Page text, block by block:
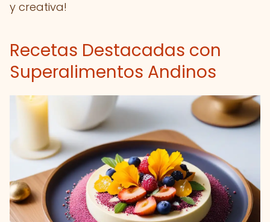
y creativa!
Recetas Destacadas con
Superalimentos Andinos